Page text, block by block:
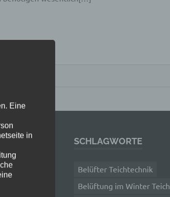
SCHLAGWORTE
Belüfter Teichtechnik
Belüftung im Winter Teich
Eine
in